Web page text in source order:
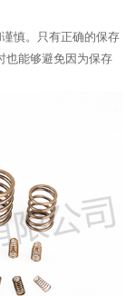
慎。只有正确的保存
也能够避免因为保存